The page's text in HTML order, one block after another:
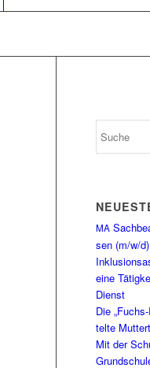
MA
sen (m/w/
eine
Dienst
Die
tel­te
Mit der